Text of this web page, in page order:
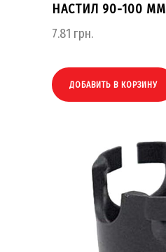
НАСТИЛ 90-100 ММ
7.81 грн.
ДОБАВИТЬ В КОРЗИНУ